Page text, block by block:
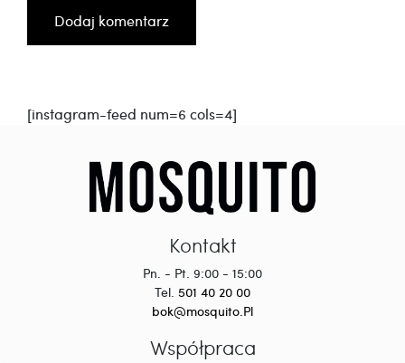
[instagram-feed num=6 cols=4]
Kontakt
Pn. - Pt. 9:00 - 15:00
Tel. 501 40 20 00
bok@mosquito.Pl
Współpraca